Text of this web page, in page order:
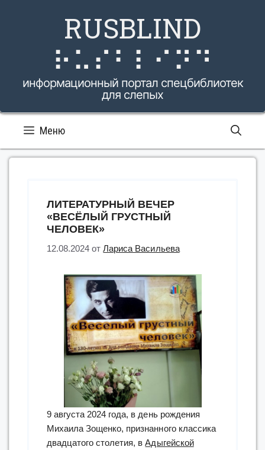
RUSBLIND
⠗⠥⠎⠃⠇⠊⠝⠙
информационный портал спецбиблиотек
для слепых
Меню
ЛИТЕРАТУРНЫЙ ВЕЧЕР
«ВЕСЁЛЫЙ ГРУСТНЫЙ
ЧЕЛОВЕК»
12.08.2024 отЛариса Васильева
9 августа 2024 года, в день рождения
Михаила Зощенко, признанного классика
двадцатого столетия, вАдыгейской